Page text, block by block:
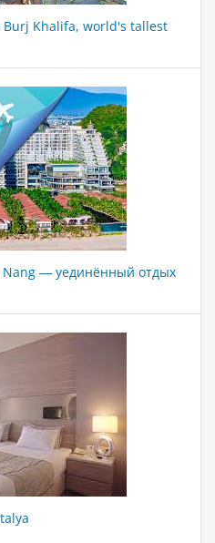
Khalifa, world's tallest
Nang — уединённый отдых